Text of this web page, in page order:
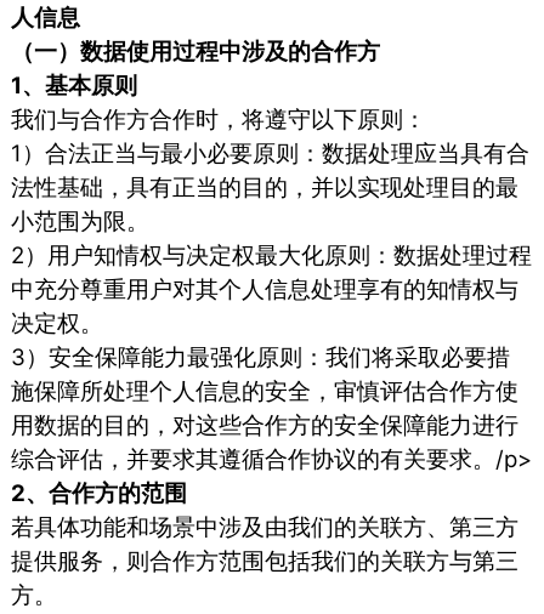
人信息
（一）数据使用过程中涉及的合作方
1、基本原则
我们与合作方合作时，将遵守以下原则：
1）合法正当与最小必要原则：数据处理应当具有合
法性基础，具有正当的目的，并以实现处理目的最
小范围为限。
2）用户知情权与决定权最大化原则：数据处理过程
中充分尊重用户对其个人信息处理享有的知情权与
决定权。
3）安全保障能力最强化原则：我们将采取必要措
施保障所处理个人信息的安全，审慎评估合作方使
用数据的目的，对这些合作方的安全保障能力进行
综合评估，并要求其遵循合作协议的有关要求。/p>
2、合作方的范围
若具体功能和场景中涉及由我们的关联方、第三方
提供服务，则合作方范围包括我们的关联方与第三
方。